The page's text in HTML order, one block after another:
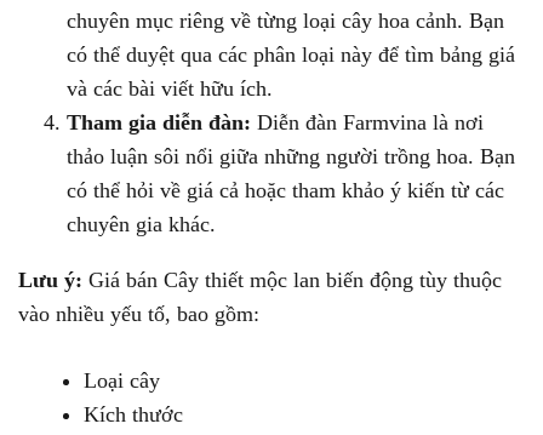
chuyên mục riêng về từng loại cây hoa cảnh. Bạn
có thể duyệt qua các phân loại này để tìm bảng giá
và các bài viết hữu ích.
Tham gia diễn đàn: Diễn đàn Farmvina là nơi
thảo luận sôi nổi giữa những người trồng hoa. Bạn
có thể hỏi về giá cả hoặc tham khảo ý kiến từ các
chuyên gia khác.
Lưu ý: Giá bán Cây thiết mộc lan biến động tùy thuộc
vào nhiều yếu tố, bao gồm:
Loại cây
Kích thước